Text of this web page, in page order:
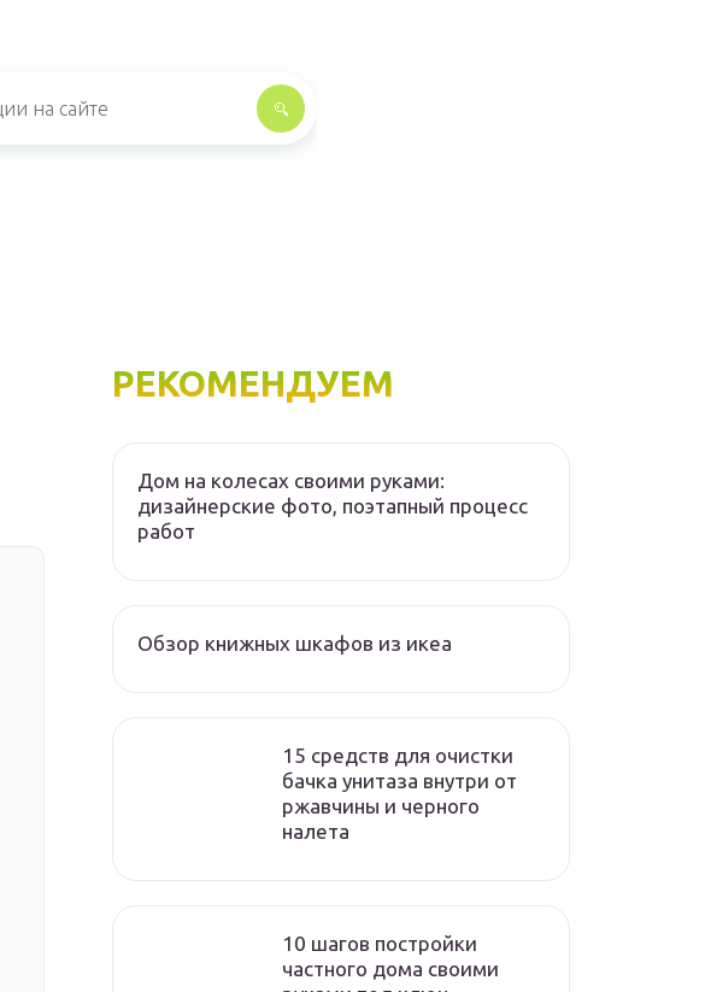
РЕКОМЕНДУЕМ
Дом на колесах своими руками:
дизайнерские фото, поэтапный процесс
работ
Обзор книжных шкафов из икеа
15 средств для очистки
бачка унитаза внутри от
ржавчины и черного
налета
10 шагов постройки
частного дома своими